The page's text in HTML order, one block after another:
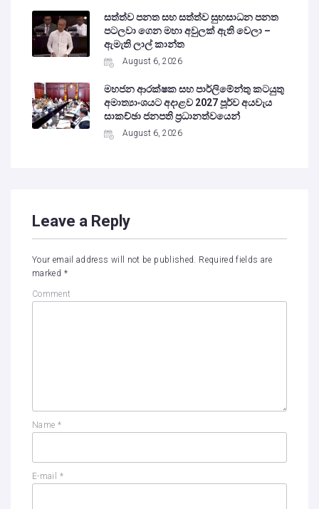
සත්ත්ව පනත සහ සත්ත්ව සුභසාධන පනත
පටලවා ගෙන මහා අවුලක් ඇති වෙලා –
ඇමැති ලාල් කාන්ත
August 6, 2026
මහජන ආරක්ෂක සහ පාර්ලිමේන්තු කටයුතු
අමාත්‍යාංශයට අදාළව 2027 පූර්ව අයවැය
සාකච්ඡා ජනපති ප්‍රධානත්වයෙන්
August 6, 2026
Leave a Reply
Your email address will not be published. Required fields are
marked *
Comment
Name *
E-mail *